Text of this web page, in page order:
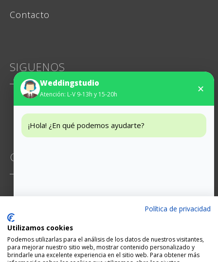
Contacto
SIGUENOS
Instagram
Facebook
CONTACTO
hola@weddingstudio.es
Weddingstudio
Atención: L-V 9-13h y 15-20h ✕
¡Hola! ¿En qué podemos ayudarte?
Política de privacidad
Utilizamos cookies
Podemos utilizarlas para el análisis de los datos de nuestros visitantes,
para mejorar nuestro sitio web, mostrar contenido personalizado y
brindarle una excelente experiencia en el sitio web. Para obtener más